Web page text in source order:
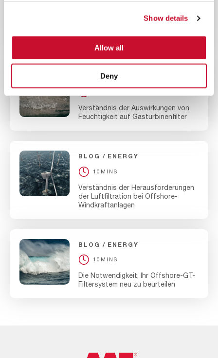
Show details
Allow all
Deny
10MINS
Gasturbine
ENERGY
Verständnis der Auswirkungen von
Feuchtigkeit auf Gasturbinenfilter
BLOG ENERGY
10MINS
Verständnis der Herausforderungen
der Luftfiltration bei Offshore-
Windkraftanlagen
BLOG ENERGY
10MINS
Die Notwendigkeit, Ihr Offshore-GT-
Filtersystem neu zu beurteilen